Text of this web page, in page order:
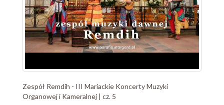
Zespół Remdih - III Mariackie Koncerty Muzyki
Organowej i Kameralnej | cz. 5